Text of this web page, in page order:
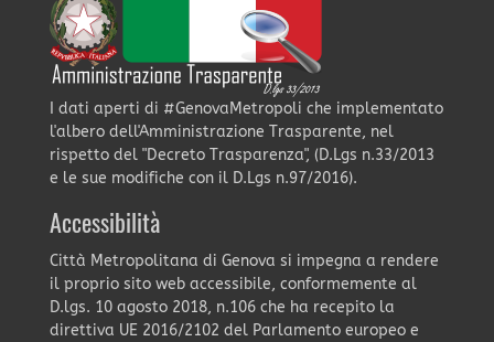
I dati aperti di #GenovaMetropoli che implementato
l'albero dell'Amministrazione Trasparente, nel
rispetto del "Decreto Trasparenza", (D.Lgs n.33/2013
e le sue modifiche con il D.Lgs n.97/2016).
Accessibilità
Città Metropolitana di Genova si impegna a rendere
il proprio sito web accessibile, conformemente al
D.lgs. 10 agosto 2018, n.106 che ha recepito la
direttiva UE 2016/2102 del Parlamento europeo e